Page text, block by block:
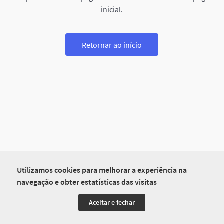
Utilizamos cookies para melhorar a experiência na
navegação e obter estatísticas das visitas
Aceitar e fechar
inicial.
Retornar ao início